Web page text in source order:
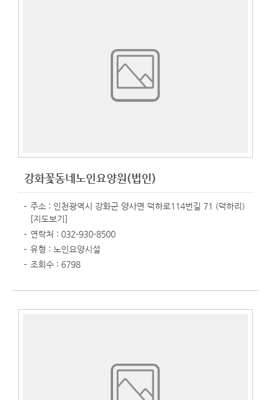
강화꽃동네노인요양원(법인)
주소 : 인천광역시 강화군 양사면 덕하로114번길 71 (덕하리)
[지도보기]
연락처 : 032-930-8500
유형 : 노인요양시설
조회수 : 6798